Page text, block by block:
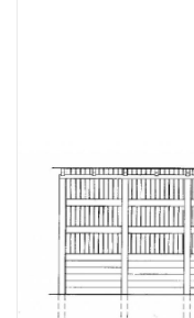
Nieuwe tekeningen
NIEUWE TIJDSCHRIFTEN
ABONNEMENT DE